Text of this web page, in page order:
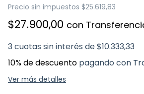
Precio sin impuestos $25.619,83
$27.900,00 con
3 cuotas sin interés de$10.333,33
10% de descuento pagando con
Ver más detalles